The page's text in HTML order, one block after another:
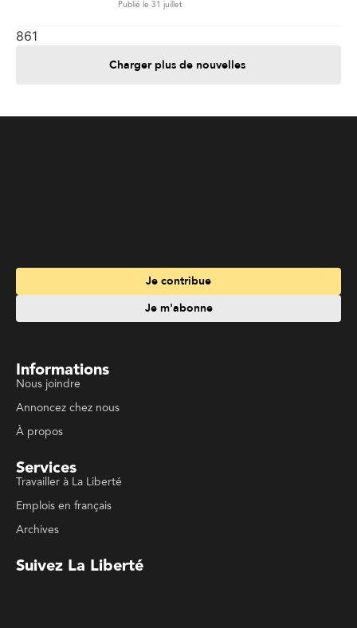
Publié le 31 juillet
861
Charger plus de nouvelles
Informations
Services
Travailler à La Liberté
Emplois en français
Suivez La Liberté